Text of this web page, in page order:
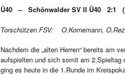
Ü40 – Schönwalder SV II Ü40 2:1
Torschützen FSV: O.Kornemann,
Nachdem die „alten Herren“ bereits am
aufspielten und sich somit am 2.Spieltag
ging es heute in die 1.Runde im